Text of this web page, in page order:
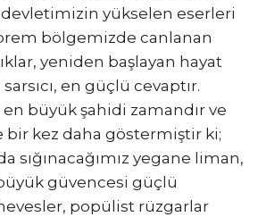
yükselen eserleri
bölgemizde canlanan
yeniden başlayan hayat
en güçlü cevaptır.
büyük şahidi zamandır ve
kez daha göstermiştir ki;
sığınacağımız yegane liman,
güvencesi güçlü
popülist rüzgarlar